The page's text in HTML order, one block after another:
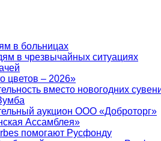
в больницах
в чрезвычайных ситуациях
цветов – 2026»
вместо новогодних
аукцион ООО «Доброторг»
Ассамблея»
помогают Русфонду